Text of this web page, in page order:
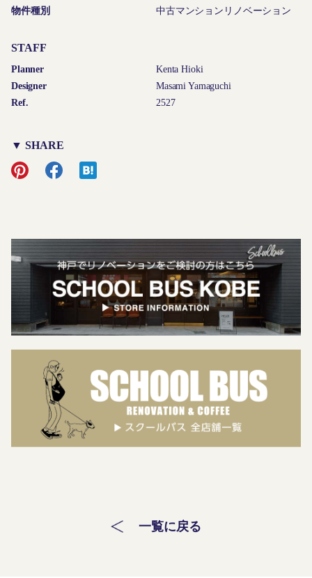
物件種別
中古マンションリノベーション
STAFF
Planner
Kenta Hioki
Designer
Masami Yamaguchi
Ref.
2527
▼ SHARE
一覧に戻る